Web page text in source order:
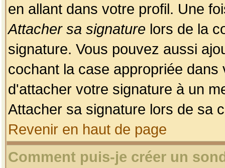
en allant dans votre profil. Une
Attacher sa signature lors de la
signature. Vous pouvez aussi
cochant la case appropriée
d'attacher votre signature à un
Attacher sa signature lors de sa
Revenir en haut de page
Comment puis-je créer un